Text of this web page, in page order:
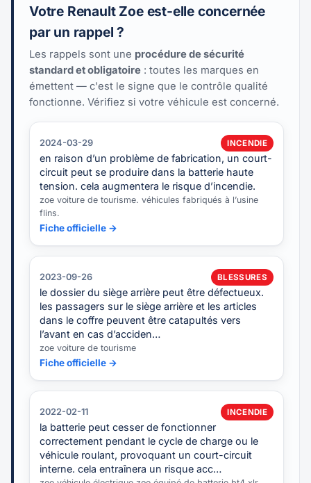
Votre Renault Zoe est-elle concernée
par un rappel ?
Les rappels sont une procédure de sécurité
standard et obligatoire : toutes les marques en
émettent — c'est le signe que le contrôle qualité
fonctionne. Vérifiez si votre véhicule est concerné.
2024-03-29 INCENDIE
en raison d’un problème de fabrication, un court-
circuit peut se produire dans la batterie haute
tension. cela augmentera le risque d’incendie.
zoe voiture de tourisme. véhicules fabriqués à l’usine
flins.
Fiche officielle →
2023-09-26 BLESSURES
le dossier du siège arrière peut être défectueux.
les passagers sur le siège arrière et les articles
dans le coffre peuvent être catapultés vers
l’avant en cas d’acciden…
zoe voiture de tourisme
Fiche officielle →
2022-02-11 INCENDIE
la batterie peut cesser de fonctionner
correctement pendant le cycle de charge ou le
véhicule roulant, provoquant un court-circuit
interne. cela entraînera un risque acc…